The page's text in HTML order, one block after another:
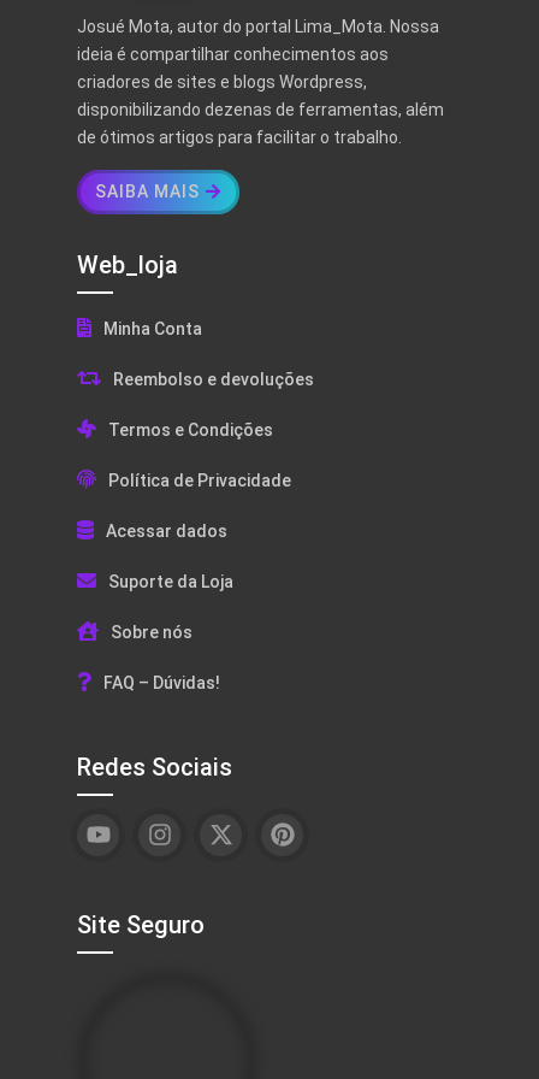
Josué Mota, autor do portal Lima_Mota. Nossa
ideia é compartilhar conhecimentos aos
criadores de sites e blogs Wordpress,
disponibilizando dezenas de ferramentas, além
de ótimos artigos para facilitar o trabalho.
SAIBA MAIS
Web_loja
Minha Conta
Reembolso e devoluções
Termos e Condições
Política de Privacidade
Acessar dados
Suporte da Loja
Sobre nós
FAQ – Dúvidas!
Redes Sociais
Site Seguro